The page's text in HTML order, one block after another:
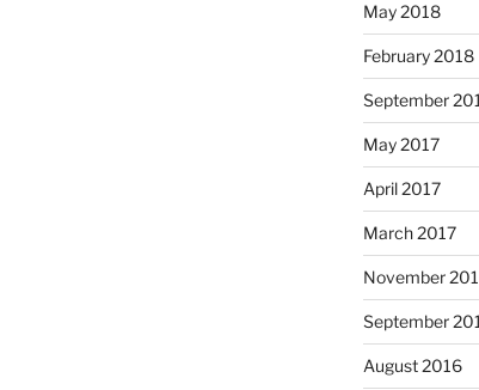
May 2018
February 2018
September
May 2017
April 2017
March 2017
November
September
August 2016